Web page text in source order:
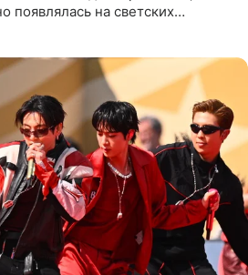
появлялась на светских